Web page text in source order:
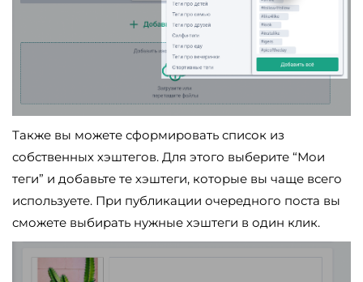
Также вы можете сформировать список из
собственных хэштегов. Для этого выберите “Мои
теги” и добавьте те хэштеги, которые вы чаще всего
используете. При публикации очередного поста вы
сможете выбирать нужные хэштеги в один клик.